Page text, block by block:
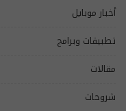
أخبار موبايل
تطبيقات وبرامج
مقالات
شروحات